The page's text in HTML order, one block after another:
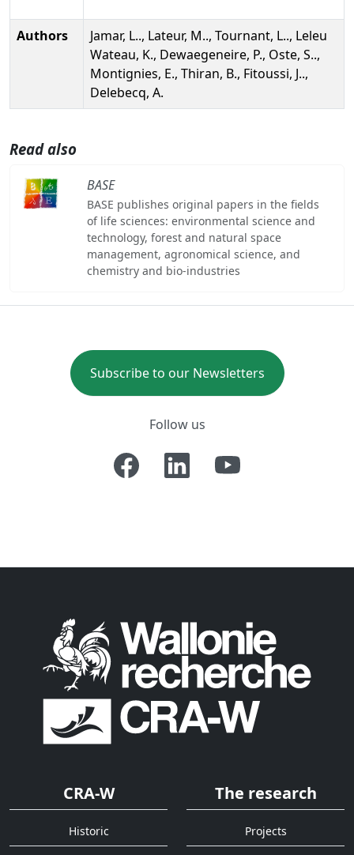
Authors
Jamar, L.., Lateur, M.., Tournant, L.., Leleu
Wateau, K., Dewaegeneire, P., Oste, S..,
Montignies, E., Thiran, B., Fitoussi, J..,
Delebecq, A.
Read also
BASE
BASE publishes original papers in the fields
of life sciences: environmental science and
technology, forest and natural space
management, agronomical science, and
chemistry and bio-industries
Subscribe to our Newsletters
Follow us
CRA-W
Historic
The research
Projects